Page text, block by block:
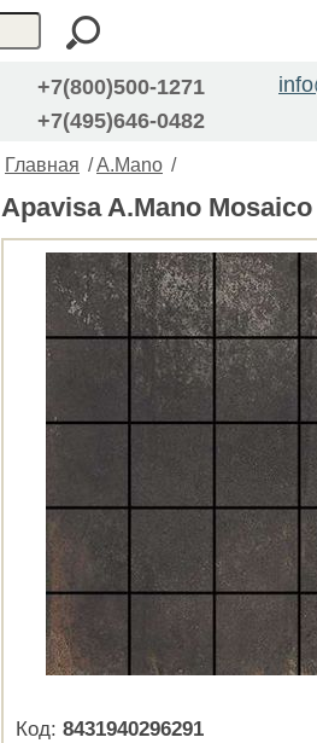
+7(800)500-1271
+7(495)646-0482
Главная /A.Mano /
Apavisa A.Mano
Код: 8431940296291